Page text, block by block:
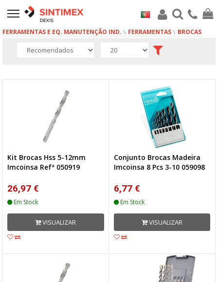
FERRAMENTAS E EQ. MANUTENÇÃO IND. FERRAMENTAS BROCAS
Kit Brocas Hss 5-12mm
Imcoinsa Refª 050919
26,97 €
Em Stock
VISUALIZAR
Conjunto Brocas Madeira
Imcoinsa 8 Pcs 3-10 059098
6,77 €
Em Stock
VISUALIZAR